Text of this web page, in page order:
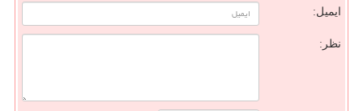
ایمیل:
نظر: